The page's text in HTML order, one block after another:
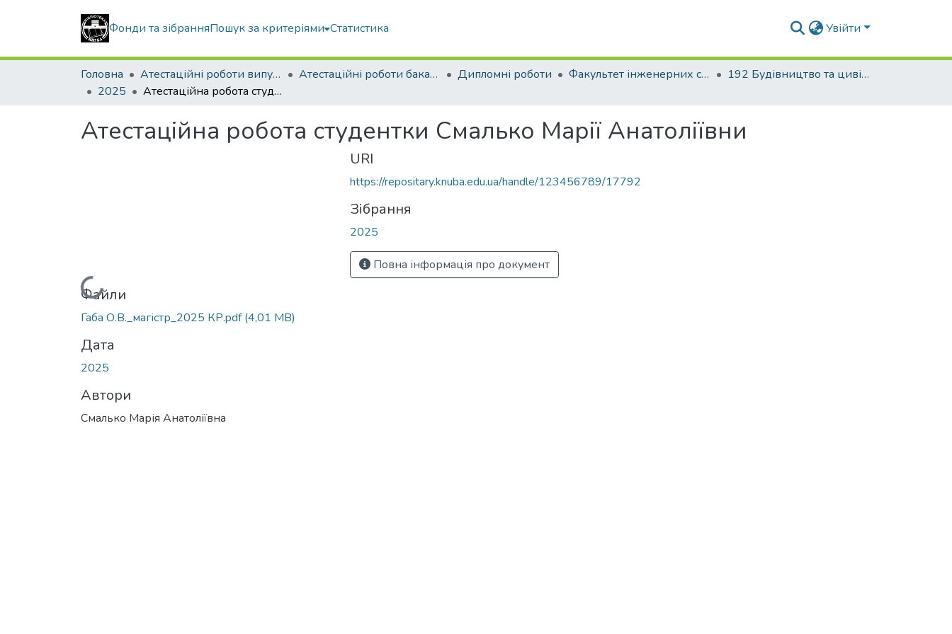
Фонди та зібранняПошук за критеріями Статистика Увійти
Головна Атестаційні роботи випускників Атестаційні роботи бакалаврів Дипломні роботи Факультет інженерних систем та екології
192 Будівництво та цивільна інженерія. Теплогазопостачання і вентиляція
2025
Атестаційна робота студентки Смалько Марії Анатоліївни
Атестаційна робота студентки Смалько Марії Анатоліївни
Вантажиться...
Файли
Габа О.В._магістр_2025 КР.pdf(4,01 MB)
Дата
2025
Автори
Смалько Марія Анатоліївна
URI
https://repositary.knuba.edu.ua/handle/123456789/17792
Зібрання
2025
Повна інформація про документ